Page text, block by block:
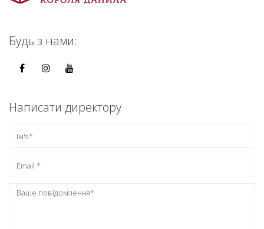
Будь з нами:
Написати директору